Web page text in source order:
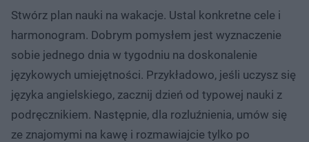
Stwórz plan nauki na wakacje. Ustal konkretne cele i
harmonogram. Dobrym pomysłem jest wyznaczenie
sobie jednego dnia w tygodniu na doskonalenie
językowych umiejętności. Przykładowo, jeśli uczysz się
języka angielskiego, zacznij dzień od typowej nauki z
podręcznikiem. Następnie, dla rozluźnienia, umów się
ze znajomymi na kawę i rozmawiajcie tylko po